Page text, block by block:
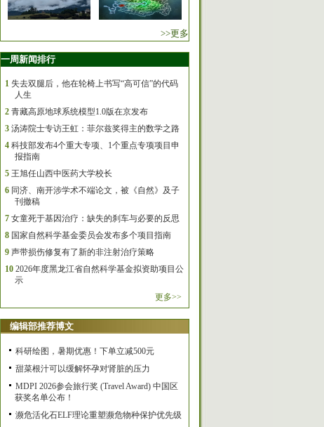
>>更多
一周新闻排行
1 失去双腿后，他在轮椅上书写“高可信”的代码
人生
2 青藏高原地球系统模型1.0版在京发布
3 汤涛院士专访王虹：菲尔兹奖得主的数学之路
4 科技部发布4个重大专项、1个重点专项项目申
报指南
5 王旭任山西中医药大学校长
6 同济、南开涉学术不端论文，被《自然》及子
刊撤稿
7 女童死于基因治疗：缺失的刹车与必要的反思
8 国家自然科学基金委员会发布多个项目指南
9 声带损伤修复有了新的非注射治疗策略
10 2026年度黑龙江省自然科学基金拟资助项目公
示
更多>>
编辑部推荐博文
科研绘图，暑期优惠！下单立减500元
甜菜根汁可以缓解怀孕对肾脏的压力
MDPI 2026参会旅行奖 (Travel Award) 中国区
获奖名单公布！
濒危活化石ELF理论重塑濒危物种保护优先级